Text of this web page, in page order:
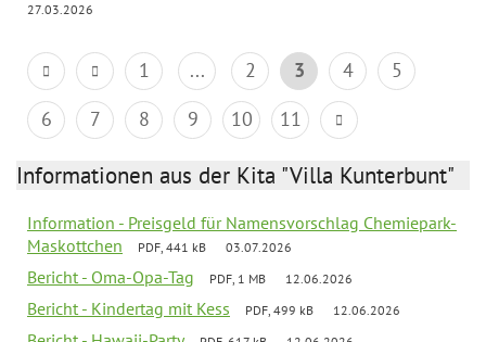
27.03.2026
1 ... 2 3 4
5
6
7 8 9 10 11
Informationen aus der Kita "Villa Kunterbunt"
Information - Preisgeld für Namensvorschlag Chemiepark-
Maskottchen
PDF, 441 kB 03.07.2026
Bericht - Oma-Opa-Tag PDF, 1 MB 12.06.2026
Bericht - Kindertag mit Kess PDF, 499 kB 12.06.2026